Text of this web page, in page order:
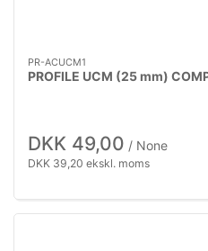
PR-ACUCM1
PROFILE UCM (25 mm)
DKK 49,00 / None
DKK 39,20 ekskl. moms